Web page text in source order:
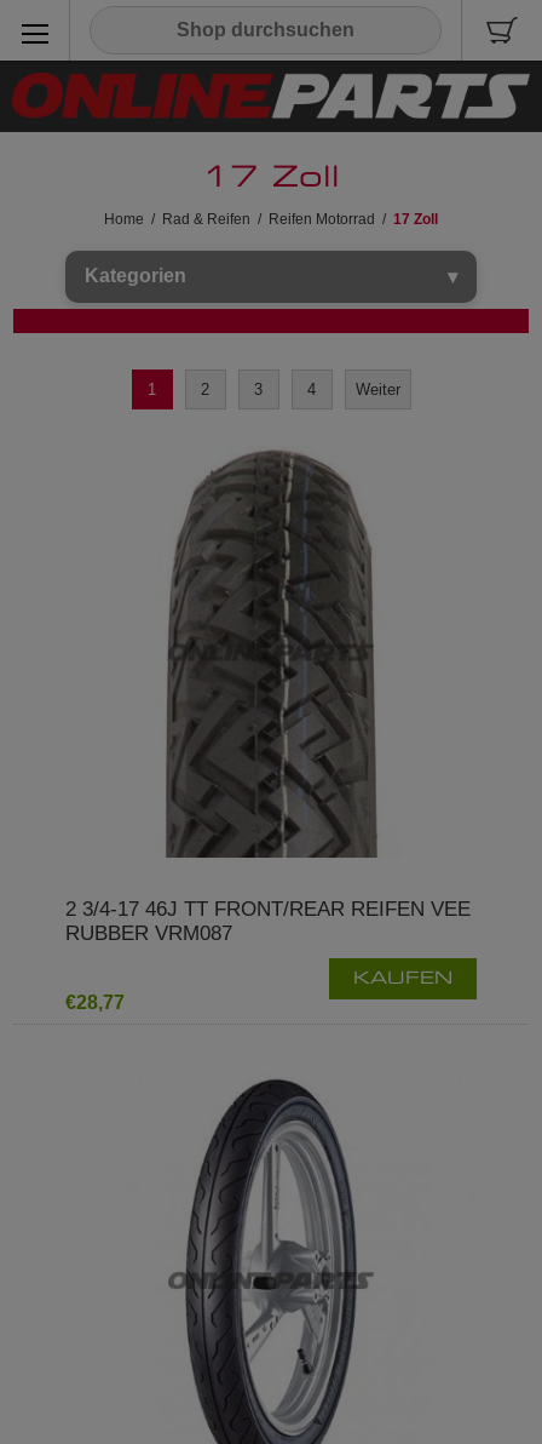
17 Zoll
Home / Rad & Reifen / Reifen Motorrad / 17 Zoll
Kategorien
1 2 3 4 Weiter
2 3/4-17 46J TT FRONT/REAR REIFEN VEE
RUBBER VRM087
€28,77
KAUFEN